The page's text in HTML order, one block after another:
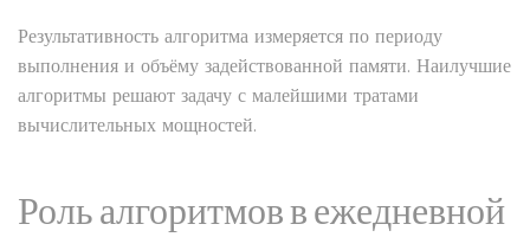
Результативность алгоритма измеряется по периоду
выполнения и объёму задействованной памяти. Наилучшие
алгоритмы решают задачу с малейшими тратами
вычислительных мощностей.
Роль алгоритмов в ежедневной